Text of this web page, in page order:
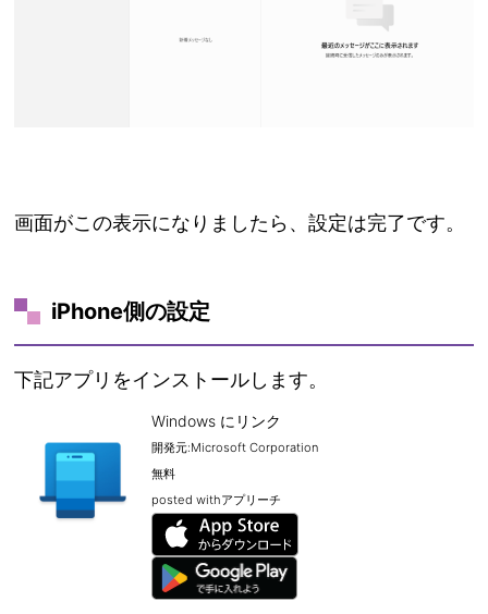
画面がこの表示になりましたら、設定は完了です。
iPhone側の設定
下記アプリをインストールします。
Windows にリンク
開発元:Microsoft Corporation
無料
posted withアプリーチ